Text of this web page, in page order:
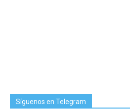
Síguenos en Telegram